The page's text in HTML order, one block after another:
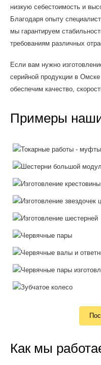
низкую себестоимость и
Благодаря опыту
мы гарантируем
требованиям различных
Если вам нужно
серийной продукции в
обеспечим качество,
Примеры
Как мы